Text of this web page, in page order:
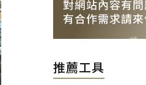
推薦工具